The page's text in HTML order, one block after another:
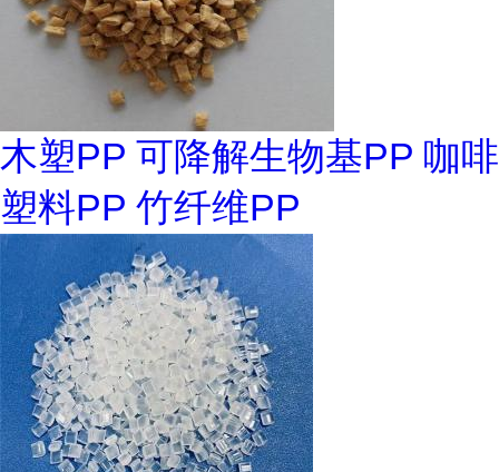
木塑PP 可降解生物基PP 咖啡
塑料PP 竹纤维PP